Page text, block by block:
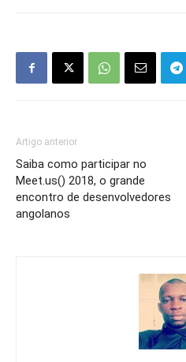
Artigo anterior
Saiba como participar no
Meet.us() 2018, o grande
encontro de desenvolvedores
angolanos